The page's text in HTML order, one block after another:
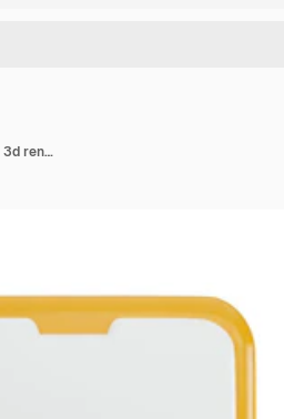
Teléfono con pantalla de bloqueo seguro icono de protección de datos 3d renderizado ilustración vectorial